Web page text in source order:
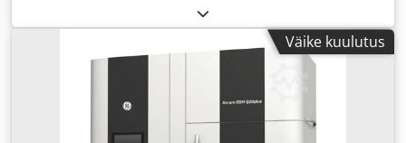
Väike kuulutus